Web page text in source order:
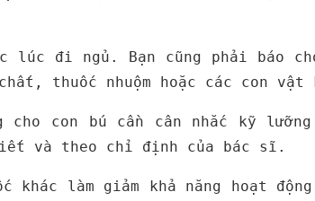
lúc đi ngủ. Bạn cũng phải báo
thuốc nhuộm hoặc các con vật
cho con bú cần cân nhắc kỹ
và theo chỉ định của bác sĩ.
làm giảm khả năng hoạt động